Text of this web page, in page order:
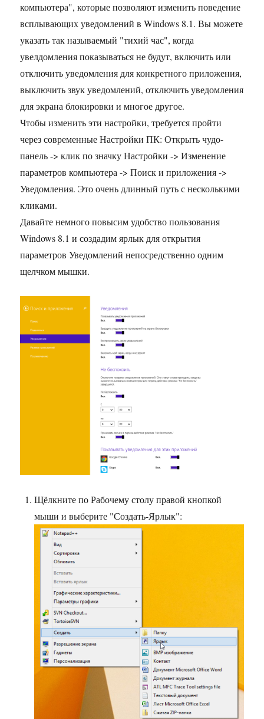
компьютера", которые позволяют изменить поведение
всплывающих уведомлений в Windows 8.1. Вы можете
указать так называемый "тихий час", когда
увелдомления показываться не будут, включить или
отключить уведомления для конкретного приложения,
выключить звук уведомлений, отключить уведомления
для экрана блокировки и многое другое.
Чтобы изменить эти настройки, требуется пройти
через современные Настройки ПК: Открыть чудо-
панель -> клик по значку Настройки -> Изменение
параметров компьютера -> Поиск и приложения ->
Уведомления. Это очень длинный путь с несколькими
кликами.
Давайте немного повысим удобство пользования
Windows 8.1 и создадим ярлык для открытия
параметров Уведомлений непосредственно одним
щелчком мышки.
Щёлкните по Рабочему столу правой кнопкой
мыши и выберите "Создать-Ярлык":